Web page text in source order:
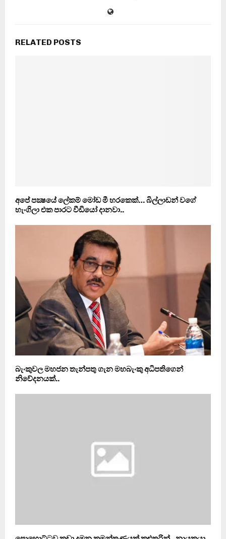
RELATED POSTS
අපේ පක්‍ෂයේ ලේකම් මෝඩ මී හරකෙක්… බිල්ලාඩන් වගේ
හැංගිලා එක පාරට වීඩියෝ දානවා..
බැංකුවල මහජන තැන්පතු ගැන මහබැංකු අධිපතිගෙන්
නිවේදනයක්..